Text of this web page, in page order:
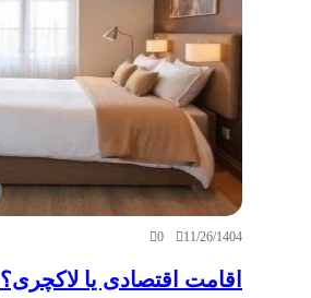
11/26/1404
0
اقامت اقتصادی یا لاکچری؟